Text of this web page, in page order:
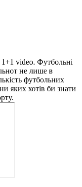
video. Футбольні
не лише в
футбольних
яких хотів би знати